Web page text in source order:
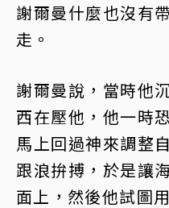
謝爾曼什麼也沒有
走。
謝爾曼說，當時他
西在壓他，他一時
馬上回過神來調整
跟浪拚搏，於是讓
面上，然後他試圖